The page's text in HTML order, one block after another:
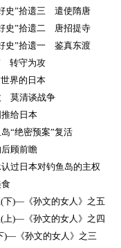
史”拾遗三 遣使隋唐
史”拾遗二 唐招提寺
史”拾遗一 鉴真东渡
转守为攻
界的日本
莫清谈战争
给日本
“绝密预案”复活
顾前瞻
过日本对钓鱼岛的主权
(下)—《孙文的女人》之五
上)—《孙文的女人》之四
)—《孙文的女人》之三